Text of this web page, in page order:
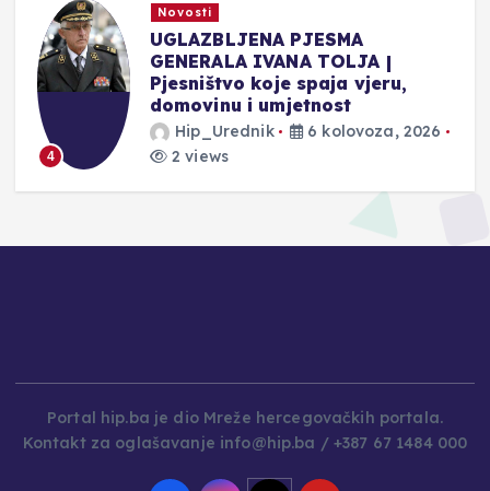
4
Novosti
UGLAZBLJENA PJESMA
GENERALA IVANA TOLJA |
Pjesništvo koje spaja vjeru,
domovinu i umjetnost
Hip_Urednik
6 kolovoza, 2026
2 views
Portal hip.ba je dio Mreže hercegovačkih portala.
Kontakt za oglašavanje info@hip.ba / +387 67 1484 000